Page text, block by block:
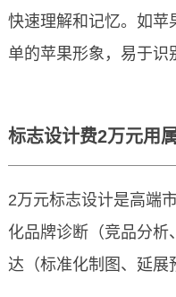
价通常在500-2000元
万-30万元。资深设计
几百元和几
快速理解和记忆。如苹
单的苹果形象，易于识
成功标志追求简洁，避
快速理解和记忆。如苹
单的苹果形象，易于
应用场景下更灵活，能
在名片、广告牌、网站
一个成功的标
标志设计费2万元用
2万元标志设计是高端
化品牌诊断（竞品分析
达（标准化制图、延展